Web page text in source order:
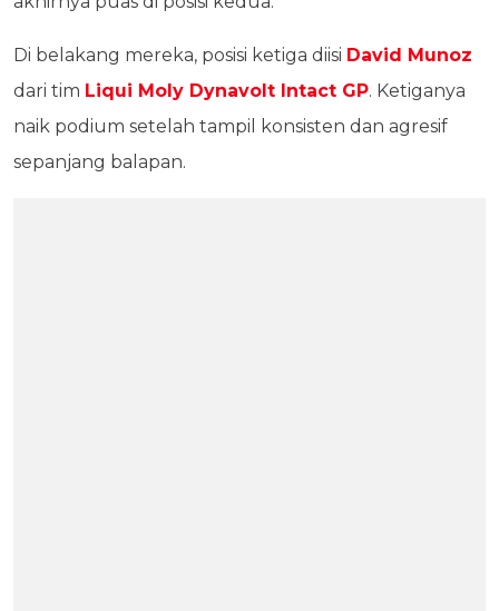
Di belakang mereka, posisi ketiga diisi David Munoz
dari tim Liqui Moly Dynavolt Intact GP. Ketiganya
naik podium setelah tampil konsisten dan agresif
sepanjang balapan.